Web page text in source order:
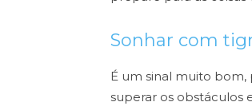
Sonhar com
É um sinal muito
superar os obstáculos